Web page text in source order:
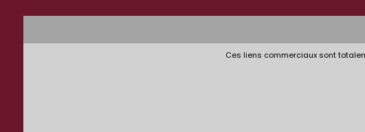
Ces liens commerciaux sont